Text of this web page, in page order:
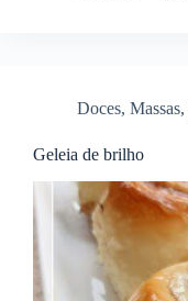
Doces, Massas,
Geleia de brilho